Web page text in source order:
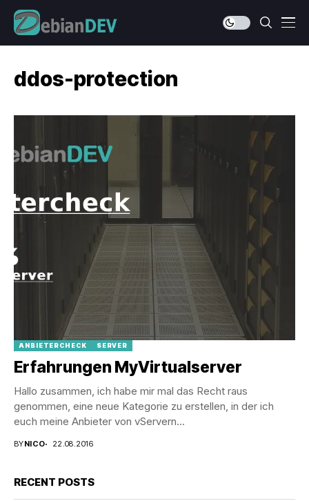
ddos-protection
ANBIETERCHECK SERVER
Erfahrungen MyVirtualserver
Hallo zusammen, ich habe mir mal das Recht raus
genommen, eine neue Kategorie zu erstellen, in der ich
euch meine Anbieter von vServern...
BYNICO 22.08.2016
RECENT POSTS